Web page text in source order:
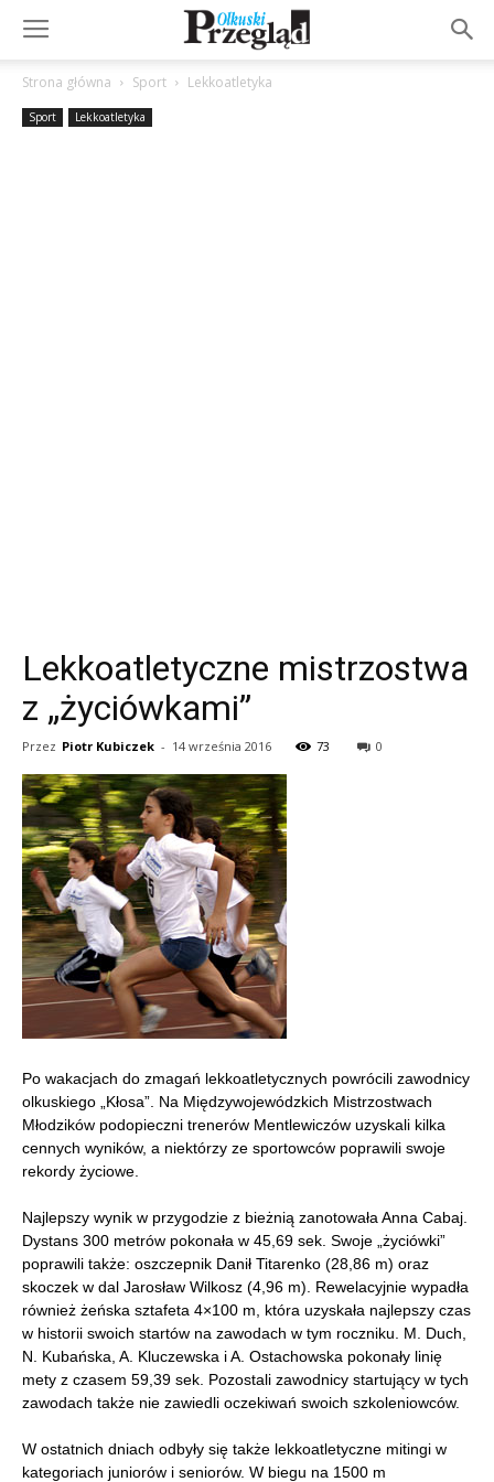
Strona główna Sport Lekkoatletyka
Sport Lekkoatletyka
Lekkoatletyczne mistrzostwa
z „życiówkami”
Przez Piotr Kubiczek - 14 września 2016 73 0
Po wakacjach do zmagań lekkoatletycznych powrócili zawodnicy
olkuskiego „Kłosa”. Na Międzywojewódzkich Mistrzostwach
Młodzików podopieczni trenerów Mentlewiczów uzyskali kilka
cennych wyników, a niektórzy ze sportowców poprawili swoje
rekordy życiowe.
Najlepszy wynik w przygodzie z bieżnią zanotowała Anna Cabaj.
Dystans 300 metrów pokonała w 45,69 sek. Swoje „życiówki”
poprawili także: oszczepnik Danił Titarenko (28,86 m) oraz
skoczek w dal Jarosław Wilkosz (4,96 m). Rewelacyjnie wypadła
również żeńska sztafeta 4×100 m, która uzyskała najlepszy czas
w historii swoich startów na zawodach w tym roczniku. M. Duch,
N. Kubańska, A. Kluczewska i A. Ostachowska pokonały linię
mety z czasem 59,39 sek. Pozostali zawodnicy startujący w tych
zawodach także nie zawiedli oczekiwań swoich szkoleniowców.
W ostatnich dniach odbyły się także lekkoatletyczne mitingi w
kategoriach juniorów i seniorów. W biegu na 1500 m